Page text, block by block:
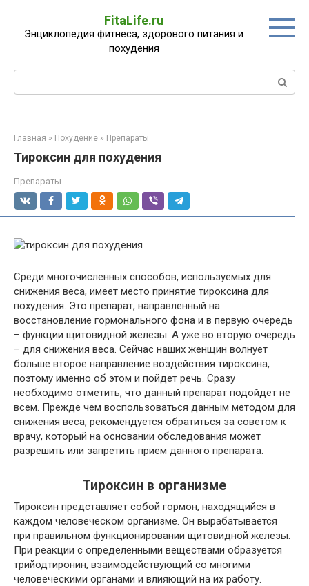
контенту
FitaLife.ru
Энциклопедия фитнеса, здорового питания и
похудения
Главная » Похудение » Препараты
Тироксин для похудения
Препараты
Среди многочисленных способов, используемых для
снижения веса, имеет место принятие тироксина для
похудения. Это препарат, направленный на
восстановление гормонального фона и в первую очередь
– функции щитовидной железы. А уже во вторую очередь
– для снижения веса. Сейчас наших женщин волнует
больше второе направление воздействия тироксина,
поэтому именно об этом и пойдет речь. Сразу
необходимо отметить, что данный препарат подойдет не
всем. Прежде чем воспользоваться данным методом для
снижения веса, рекомендуется обратиться за советом к
врачу, который на основании обследования может
разрешить или запретить прием данного препарата.
Тироксин в организме
Тироксин представляет собой гормон, находящийся в
каждом человеческом организме. Он вырабатывается
при правильном функционировании щитовидной железы.
При реакции с определенными веществами образуется
трийодтиронин, взаимодействующий со многими
человеческими органами и влияющий на их работу.